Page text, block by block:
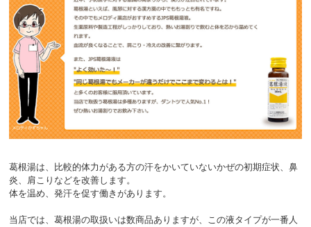
葛根湯は、比較的体力がある方の汗をかいていないかぜの初期症状、鼻
炎、肩こりなどを改善します。
体を温め、発汗を促す働きがあります。
当店では、葛根湯の取扱いは数商品ありますが、この液タイプが一番人